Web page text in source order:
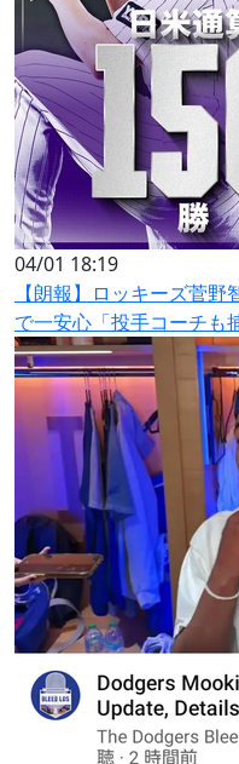
04/01 18:19
【朗報】ロッキーズ菅
で一安心「投手コーチも